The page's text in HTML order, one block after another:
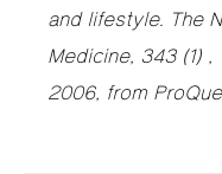
and lifestyle. The
Medicine, 343 (1)
2006, from